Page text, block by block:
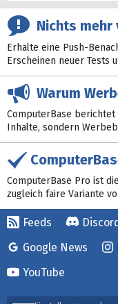
Nichts mehr
Erhalte eine Push-
Erscheinen neuer Tests
Warum
ComputerBase
Inhalte, sondern
ComputerBase Pro ist
zugleich faire Variante
Feeds
Google News
YouTube